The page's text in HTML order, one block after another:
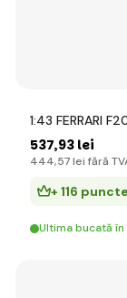
1:43 FERRARI
537,93 lei
444,57 lei fără
+ 116 puncte
Ultima bucată